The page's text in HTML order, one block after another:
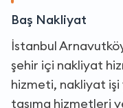
Baş Nakliyat
İstanbul
şehir içi nakliyat
hizmeti, nakliyat
taşıma hizmetleri